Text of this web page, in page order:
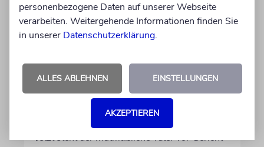
JUSTIZ
Israelischer Siedler wegen
angeklagt
Der getötete Aktivist setzte sich gegen
Siedlergewalt ein und war an dem Oscar-
prämierten Film »No Other Land« beteiligt.
Jetzt steht der mutmaßliche Täter vor Gericht
personenbezogene Daten auf unserer Webseite
verarbeiten. Weitergehende Informationen finden Sie
in unserer Datenschutzerklärung.
ALLES ABLEHNEN EINSTELLUNGEN
AKZEPTIEREN